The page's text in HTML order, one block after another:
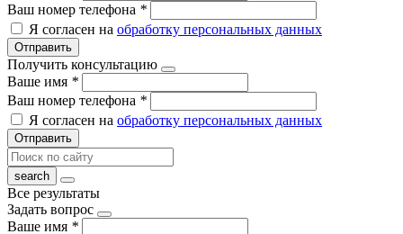
Ваш номер телефона *
Я согласен на обработку персональных данных
Отправить
Получить консультацию
Ваше имя *
Ваш номер телефона *
Я согласен на обработку персональных данных
Отправить
Все результаты
Задать вопрос
Ваше имя *